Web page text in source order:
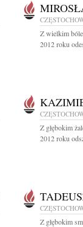
Z wielkim
2012 roku
Z głębokim
2012 roku
Z głębokim